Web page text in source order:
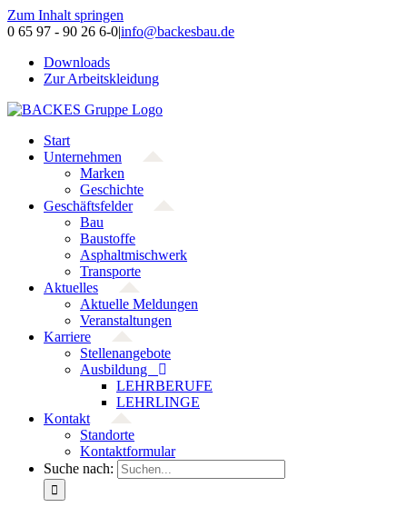
Zum Inhalt springen
0 65 97 - 90 26 6-0|info@backesbau.de
Downloads
Zur Arbeitskleidung
Start
Unternehmen
Marken
Geschichte
Geschäftsfelder
Bau
Baustoffe
Asphaltmischwerk
Transporte
Aktuelles
Aktuelle Meldungen
Veranstaltungen
Karriere
Stellenangebote
Ausbildung
LEHRBERUFE
LEHRLINGE
Kontakt
Standorte
Kontaktformular
Suche nach: